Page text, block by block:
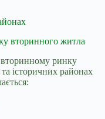
вторинного житла
вторинному ринку
історичних районах